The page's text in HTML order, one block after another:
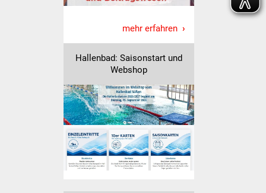
Stadtseniorenrat
Seniorenwohn- und
Pflegeheim
Familien
Familientreff
mehr erfahren
Hallenbad: Saisonstart und
Webshop